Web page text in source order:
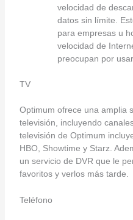
velocidad de
datos sin límite.
para empresas u
velocidad de
preocupan por
TV
Optimum ofrece una amplia
televisión, incluyendo
televisión de Optimum
HBO, Showtime y Starz.
un servicio de DVR que le
favoritos y verlos más tarde.
Teléfono